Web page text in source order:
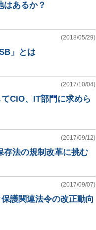
はあるか？
(2018/05/29)
」とは
(2017/10/04)
CIO、IT部門に求めら
(2017/09/12)
法の規制改革に挑む
(2017/09/07)
護関連法令の改正動向